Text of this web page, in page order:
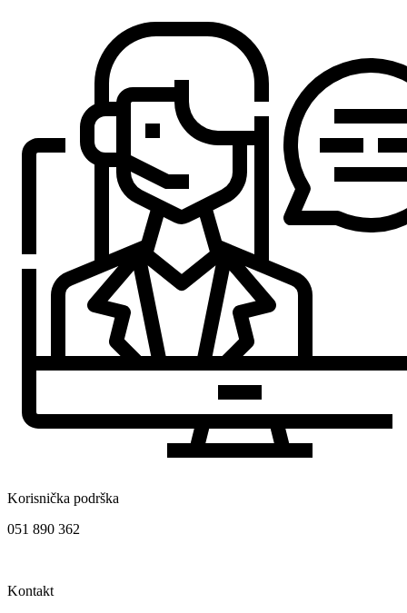
Korisnička podrška
051 890 362
Kontakt